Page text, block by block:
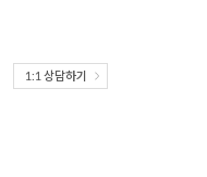
1:1 상담하기